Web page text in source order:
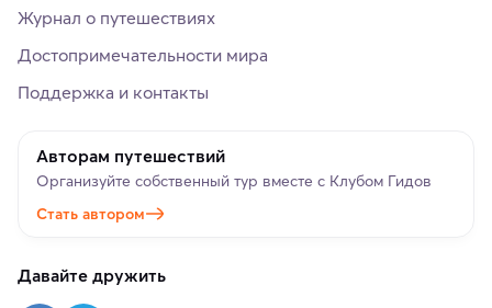
Журнал о путешествиях
Достопримечательности мира
Поддержка и контакты
Авторам путешествий
Организуйте собственный тур вместе с Клубом Гидов
Стать автором
Давайте дружить